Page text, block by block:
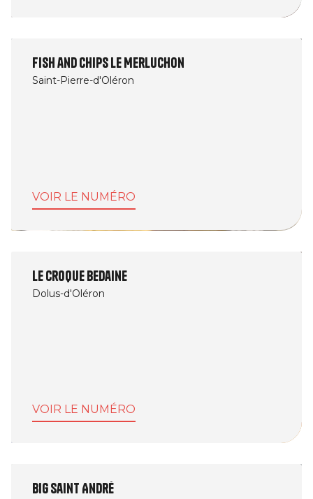
Fish and Chips Le Merluchon
Saint-Pierre-d'Oléron
VOIR LE NUMÉRO
Le Croque Bedaine
Dolus-d'Oléron
VOIR LE NUMÉRO
BIG Saint André